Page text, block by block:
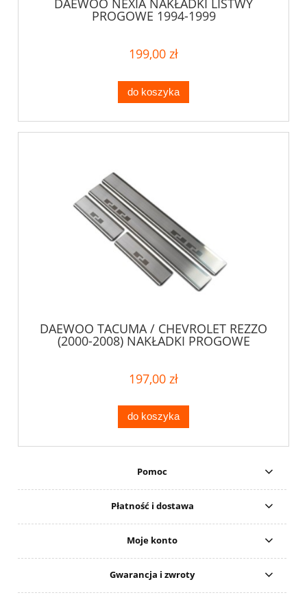
DAEWOO NEXIA NAKŁADKI LISTWY
PROGOWE 1994-1999
199,00 zł
do koszyka
DAEWOO TACUMA / CHEVROLET REZZO
(2000-2008) NAKŁADKI PROGOWE
197,00 zł
do koszyka
Pomoc
Płatność i dostawa
Moje konto
Gwarancja i zwroty